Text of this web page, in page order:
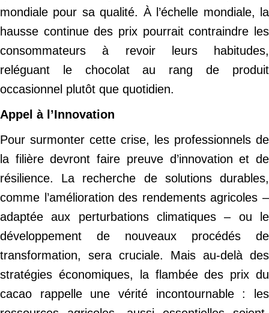
mondiale pour sa qualité. À l’échelle mondiale, la
hausse continue des prix pourrait contraindre les
consommateurs à revoir leurs habitudes,
reléguant le chocolat au rang de produit
occasionnel plutôt que quotidien.
Appel à l’Innovation
Pour surmonter cette crise, les professionnels de
la filière devront faire preuve d’innovation et de
résilience. La recherche de solutions durables,
comme l’amélioration des rendements agricoles –
adaptée aux perturbations climatiques – ou le
développement de nouveaux procédés de
transformation, sera cruciale. Mais au-delà des
stratégies économiques, la flambée des prix du
cacao rappelle une vérité incontournable : les